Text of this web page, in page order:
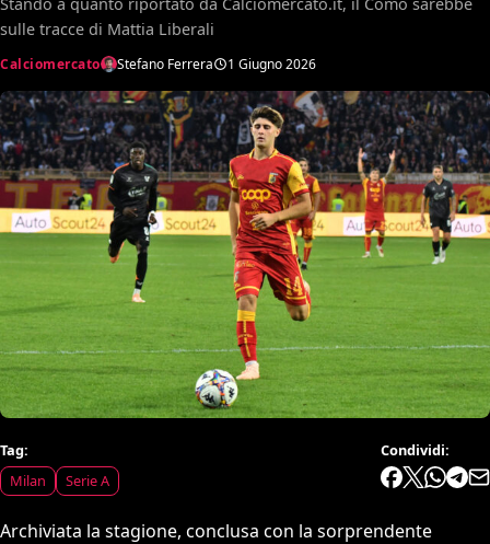
sulle tracce di Mattia Liberali
Calciomercato Stefano Ferrera 1 Giugno 2026
Tag:
Milan
Serie A
Condividi:
Archiviata la stagione, conclusa con la sorprendente